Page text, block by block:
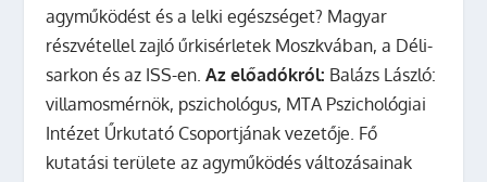
agyműködést és a lelki egészséget? Magyar
részvétellel zajló űrkisérletek Moszkvában, a Déli-
sarkon és az ISS-en.Az előadókról: Balázs László:
villamosmérnök, pszichológus, MTA Pszichológiai
Intézet Űrkutató Csoportjának vezetője. Fő
kutatási területe az agyműködés változásainak